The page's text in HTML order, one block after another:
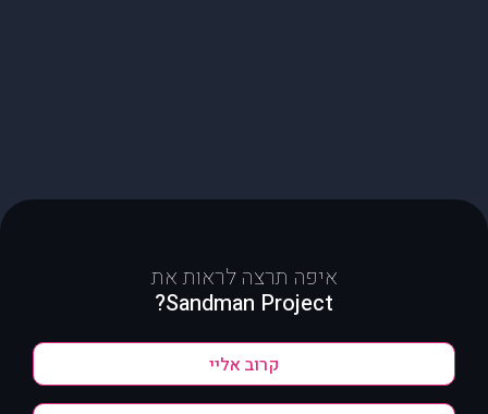
איפה תרצה לראות את
Sandman Project?